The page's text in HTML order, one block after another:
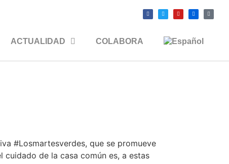
ACTUALIDAD COLABORA
#Losmartesverdes, que se promueve
de la casa común es, a estas